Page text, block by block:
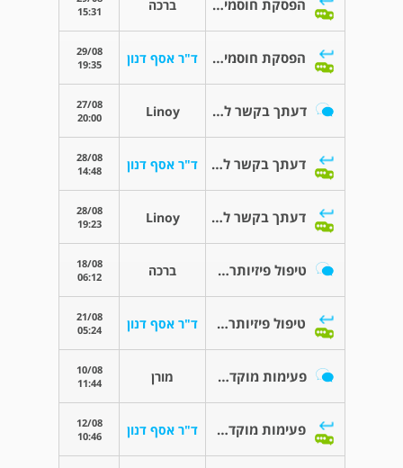
הפסקת חוסמי ביתא לפני איסוף שתן ברכה
15:31
הפסקת חוסמי ביתא לפני איסוף שתן ד"ר אסף דנון
29/08
19:35
דעתך בקשר לפעימות מוקדמות ברצף Linoy
27/08
20:00
דעתך בקשר לפעימות מוקדמות ברצף ד"ר אסף דנון
28/08
14:48
דעתך בקשר לפעימות מוקדמות ברצף Linoy
28/08
19:23
טיפול פיזיותרפיה ב-ten's לסובלים מהפרעות קצב ברכה
18/08
06:12
טיפול פיזיותרפיה ב-ten's לסובלים מהפרעות קצב ד"ר אסף דנון
21/08
05:24
פעימות מוקדמות מורן
10/08
11:44
פעימות מוקדמות ד"ר אסף דנון
12/08
10:46